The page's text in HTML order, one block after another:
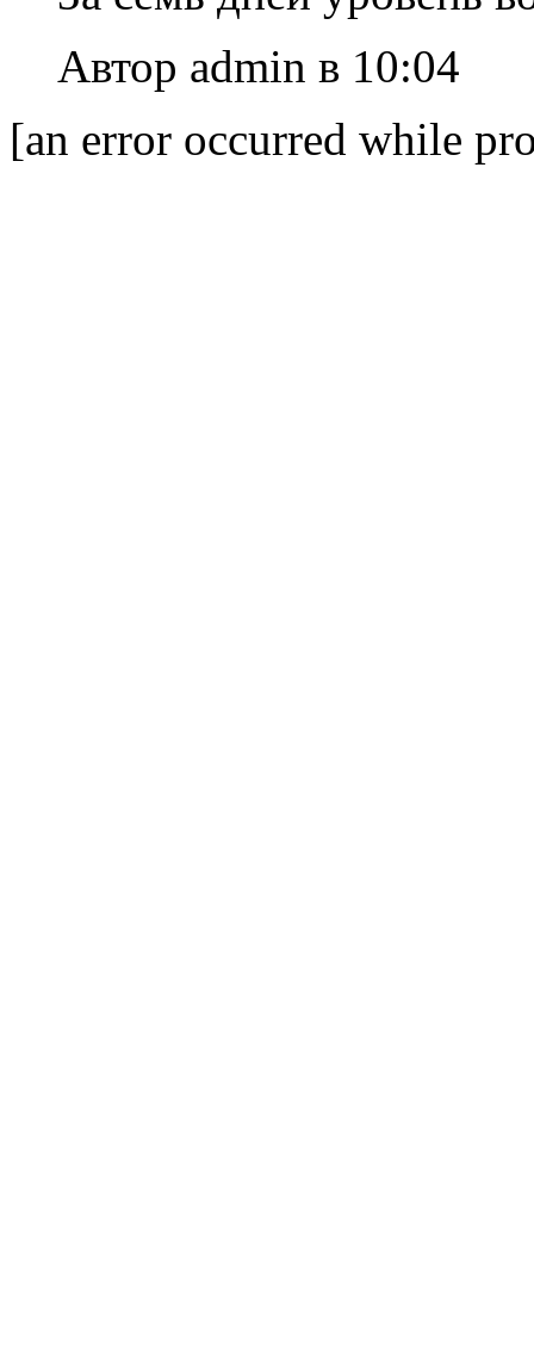
Автор admin в 10:04
[an error occurred while